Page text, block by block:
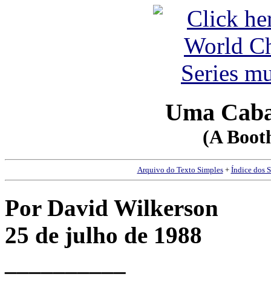
Uma
(A
Arquivo do Texto Simples+ Índice dos
Por David Wilkerson
25 de julho de 1988